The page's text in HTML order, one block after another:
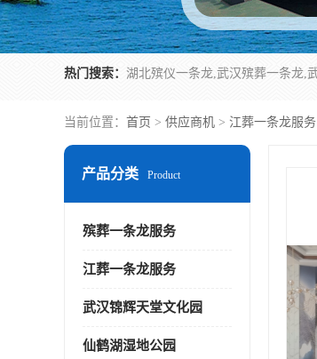
热门搜索：
当前位置： 首页 > 供应商机 > 江葬一条龙服务
产品分类 Product
殡葬一条龙服务
江葬一条龙服务
武汉锦辉天堂文化园
仙鹤湖湿地公园